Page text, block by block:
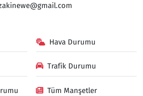
Hava Durumu
Trafik Durumu
Tüm Manşetler